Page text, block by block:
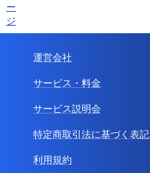
ー
ジ
運営会社
サービス・料金
サービス説明会
特定商取引法に基づく表記
利用規約